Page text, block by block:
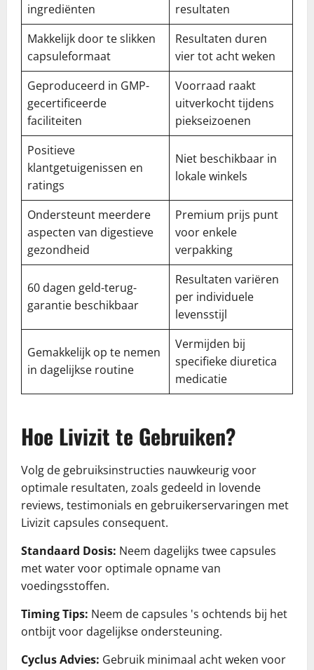
ingrediënten
resultaten
Makkelijk door te slikken
capsuleformaat
Resultaten duren
vier tot acht weken
Geproduceerd in GMP-
gecertificeerde
faciliteiten
Voorraad raakt
uitverkocht tijdens
piekseizoenen
Positieve
klantgetuigenissen en
ratings
Niet beschikbaar in
lokale winkels
Ondersteunt meerdere
aspecten van digestieve
gezondheid
Premium prijs punt
voor enkele
verpakking
60 dagen geld-terug-
garantie beschikbaar
Resultaten variëren
per individuele
levensstijl
Gemakkelijk op te nemen
in dagelijkse routine
Vermijden bij
specifieke diuretica
medicatie
Hoe Livizit te Gebruiken?
Volg de gebruiksinstructies nauwkeurig voor
optimale resultaten, zoals gedeeld in lovende
reviews, testimonials en gebruikerservaringen met
Livizit capsules consequent.
Standaard Dosis: Neem dagelijks twee capsules
met water voor optimale opname van
voedingsstoffen.
Timing Tips: Neem de capsules 's ochtends bij het
ontbijt voor dagelijkse ondersteuning.
Cyclus Advies: Gebruik minimaal acht weken voor